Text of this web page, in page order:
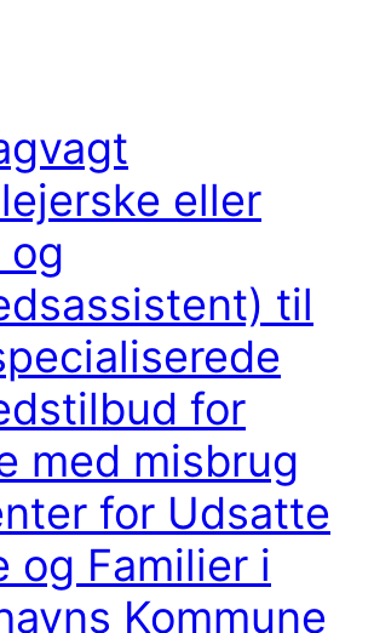
eller
til
for
med misbrug
for Udsatte
og Familier i
Kommune